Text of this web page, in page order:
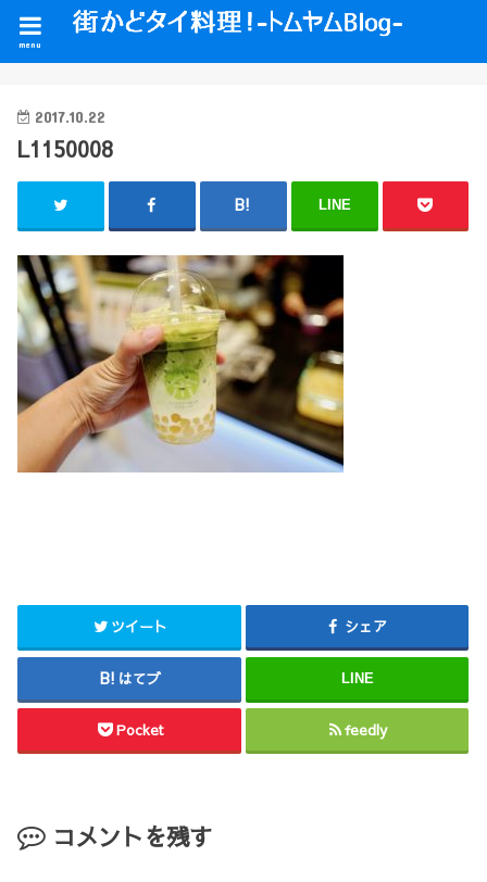
menu
2017.10.22
L1150008
LINE
ツイート シェア
はてブ LINE
Pocket feedly
コメントを残す